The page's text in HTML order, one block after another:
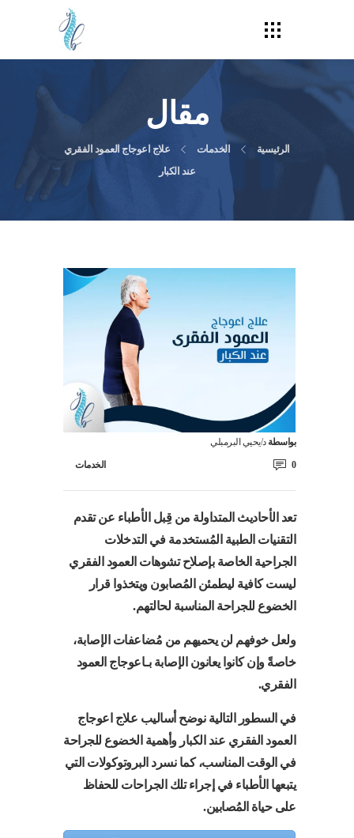
مقال
الرئيسية الخدمات
علاج اعوجاج العمود الفقري
عند الكبار
بواسطةد/يحيي البرمبلي
الخدمات 0
تعد الأحاديث المتداولة من قِبل الأطباء عن تقدم
التقنيات الطبية المُستخدمة في التدخلات
الجراحية الخاصة بإصلاح تشوهات العمود الفقري
ليست كافية ليطمئن المُصابون ويتخذوا قرار
الخضوع للجراحة المناسبة لحالتهم.
ولعل خوفهم لن يحميهم من مُضاعفات الإصابة،
خاصةً وإن كانوا يعانون الإصابة بـاعوجاج العمود
الفقري.
في السطور التالية نوضح أساليب علاج اعوجاج
العمود الفقري عند الكبار وأهمية الخضوع للجراحة
في الوقت المناسب، كما نسرد البروتوكولات التي
يتبعها الأطباء في إجراء تلك الجراحات للحفاظ
على حياة المُصابين.